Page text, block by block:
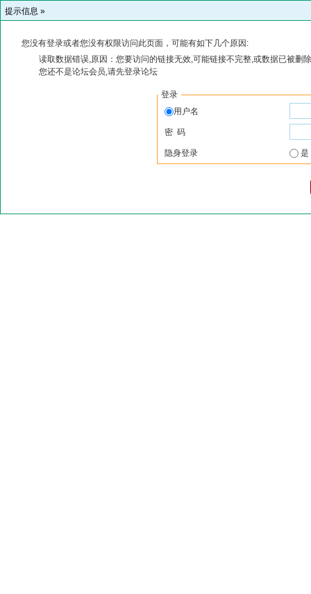
提示信息 »
您没有登录或者您没有权限访问此页面，可能有如下几个原因:
读取数据错误,原因：您要访问的链接无效,可能链接不完整,或数据已被删
您还不是论坛会员,请先登录论坛
登录
用户名
密 码
隐身登录